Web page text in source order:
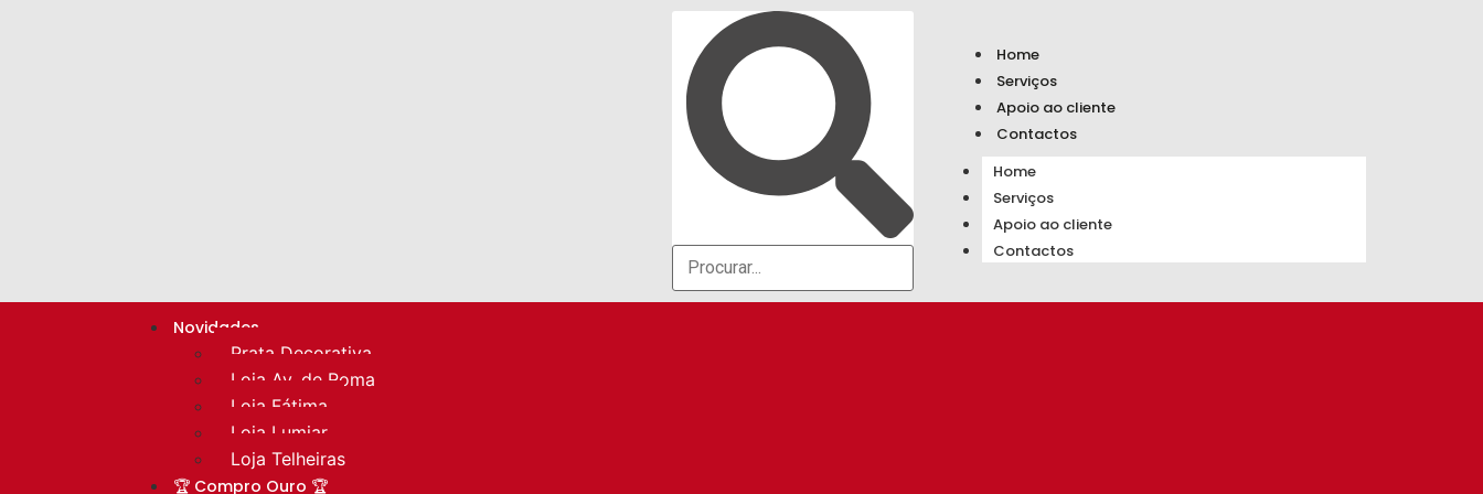
Home
Serviços
Apoio ao cliente
Contactos
Home
Serviços
Apoio ao cliente
Contactos
Novidades
Prata Decorativa
Loja Av. de Roma
Loja Fátima
Loja Lumiar
Loja Telheiras
🏆 Compro Ouro 🏆